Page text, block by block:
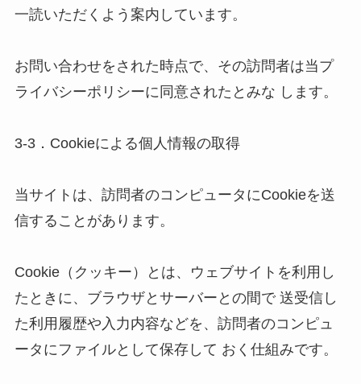
一読いただくよう案内しています。
お問い合わせをされた時点で、その訪問者は当プ
ライバシーポリシーに同意されたとみな します。
3-3．Cookieによる個人情報の取得
当サイトは、訪問者のコンピュータにCookieを送
信することがあります。
Cookie（クッキー）とは、ウェブサイトを利用し
たときに、ブラウザとサーバーとの間で 送受信し
た利用履歴や入力内容などを、訪問者のコンピュ
ータにファイルとして保存して おく仕組みです。